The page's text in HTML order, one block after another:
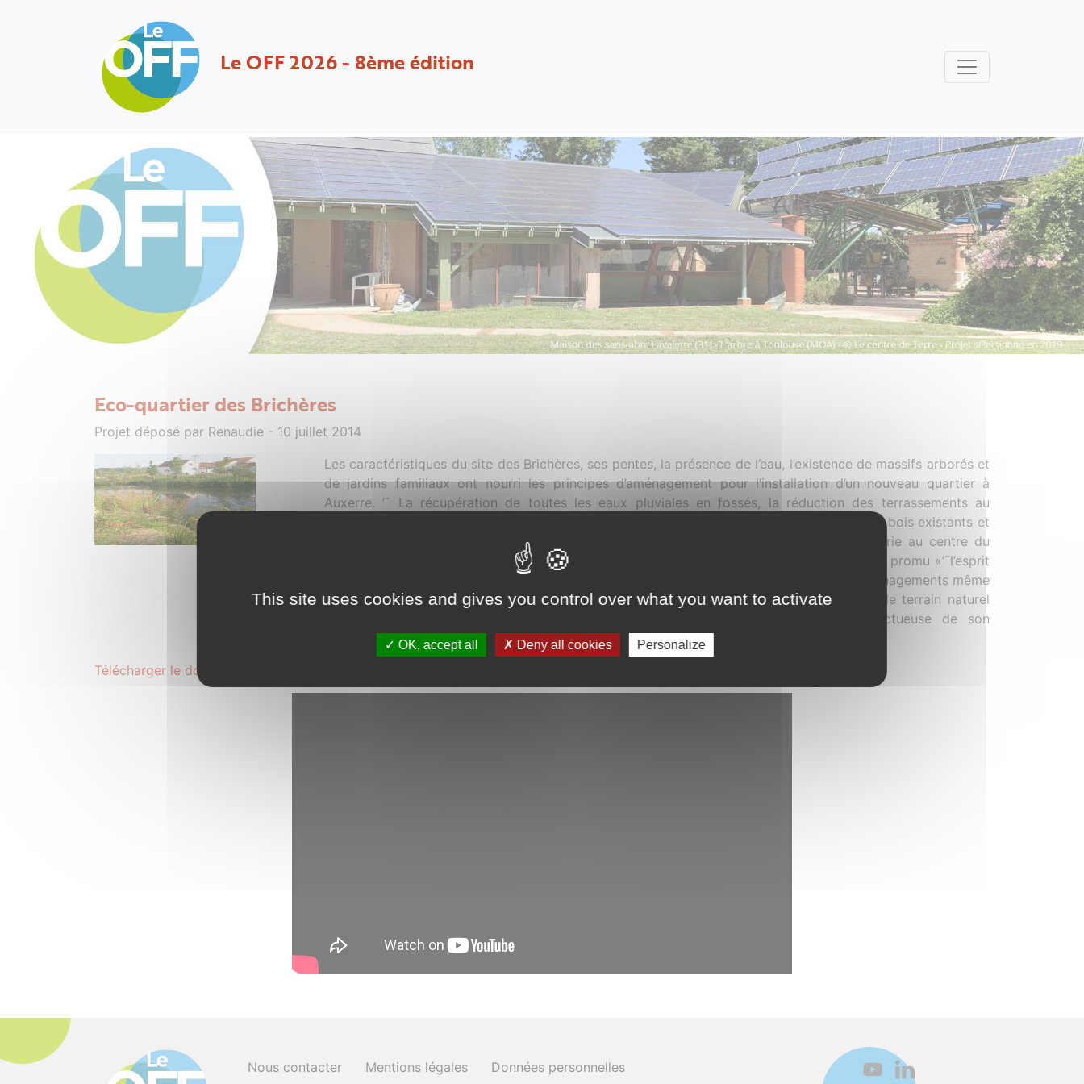
Le OFF 2026 - 8ème édition
Eco-quartier des Brichères
Projet déposé par Renaudie - 10 juillet 2014
Les caractéristiques du site des Brichères, ses pentes, la présence de l’eau, l’existence de massifs arborés et
de jardins familiaux ont nourri les principes d’aménagement pour l’installation d’un nouveau quartier à
Auxerre. ’¯ La récupération de toutes les eaux pluviales en fossés, la réduction des terrassements au
minimum, la restitution d’un ruisseau disparu et la création d’un étang, le renforcement des bois existants et
des jardins complétés de vergers, la conservation d’un vaste espace libre traité en prairie au centre du
quartier dans le talweg, etc’¦ font de ce quartier un «’¯Ã‰CO-QUARTIER’¯». ’¯ Nous avons promu «’¯l’esprit
du cantonnier’¯», qui ne disposait que de la pierre, de l’eau, du bois pour concevoir les aménagements même
quand ceux-ci nécessitaient des calculs et des dessins précis. ’¯ La végétation, l’eau et le terrain naturel
constituent les éléments structurants de cette nouvelle implantation urbaine respectueuse de son
environnement.
Télécharger le dossier complet au format .PDF
Nous contacter Mentions légales Données personnelles
This site uses cookies and gives you control over what you want to activate
OK, accept all Deny all cookies Personalize